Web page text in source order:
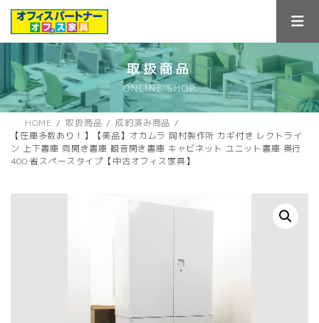
ス
キ
ン
に
取扱商品
ONLINE SHOP
HOME 取扱商品
成約済み商品
【在庫多数あり！】【美品】オカムラ 岡村製作所 カギ付き レクトライ
ン 上下書庫 両開き書庫 観音開き書庫 キャビネット ユニット書庫 奥行
400 省スペースタイプ【中古オフィス家具】